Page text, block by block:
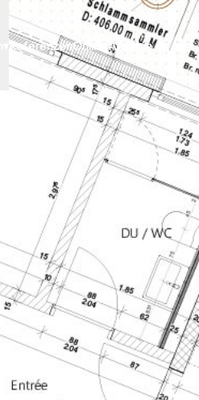
ReferenzenOnline Anfrage